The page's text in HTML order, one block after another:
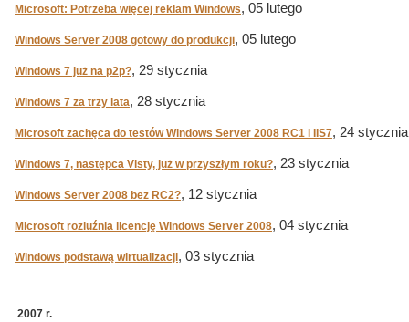
Microsoft: Potrzeba więcej reklam Windows, 05 lutego
Windows Server 2008 gotowy do produkcji, 05 lutego
Windows 7 już na p2p?, 29 stycznia
Windows 7 za trzy lata, 28 stycznia
Microsoft zachęca do testów Windows Server 2008 RC1 i IIS7, 24 stycznia
Windows 7, następca Visty, już w przyszłym roku?, 23 stycznia
Windows Server 2008 bez RC2?, 12 stycznia
Microsoft rozluźnia licencję Windows Server 2008, 04 stycznia
Windows podstawą wirtualizacji, 03 stycznia
2007 r.